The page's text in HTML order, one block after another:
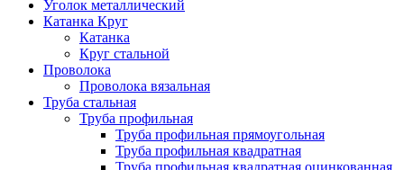
Уголок металлический
Катанка Круг
Катанка
Круг стальной
Проволока
Проволока вязальная
Труба стальная
Труба профильная
Труба профильная прямоугольная
Труба профильная квадратная
Труба профильная квадратная оцинкованная